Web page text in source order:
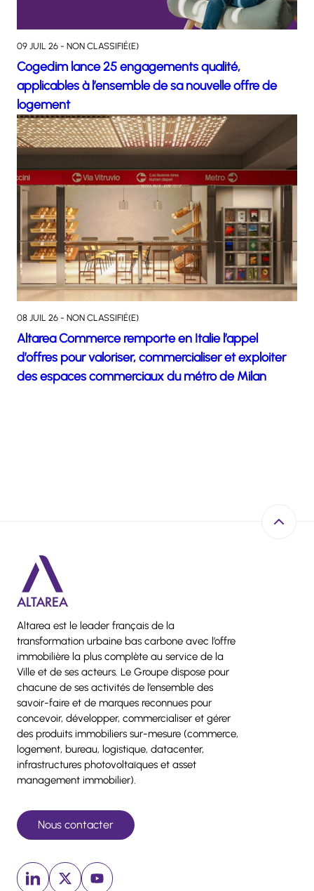
09 JUIL 26 - NON CLASSIFIÉ(E)
Cogedim lance 25 engagements qualité,
applicables à l’ensemble de sa nouvelle offre de
logement
08 JUIL 26 - NON CLASSIFIÉ(E)
Altarea Commerce remporte en Italie l’appel
d’offres pour valoriser, commercialiser et exploiter
des espaces commerciaux du métro de Milan
Altarea est le leader français de la
transformation urbaine bas carbone avec l’offre
immobilière la plus complète au service de la
Ville et de ses acteurs. Le Groupe dispose pour
chacune de ses activités de l’ensemble des
savoir-faire et de marques reconnues pour
concevoir, développer, commercialiser et gérer
des produits immobiliers sur-mesure (commerce,
logement, bureau, logistique, datacenter,
infrastructures photovoltaïques et asset
management immobilier).
Nous contacter
Linkedin (nouvelle fenêtre)
x (nouvelle fenêtre)
Youtube (nouvelle fenêtre)
Retour